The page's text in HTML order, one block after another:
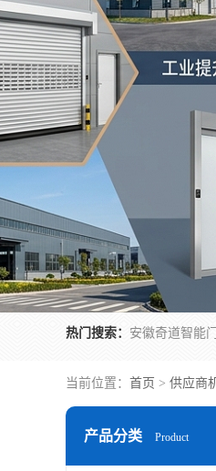
热门搜索：
当前位置： 首页 > 供应商
产品分类 Product